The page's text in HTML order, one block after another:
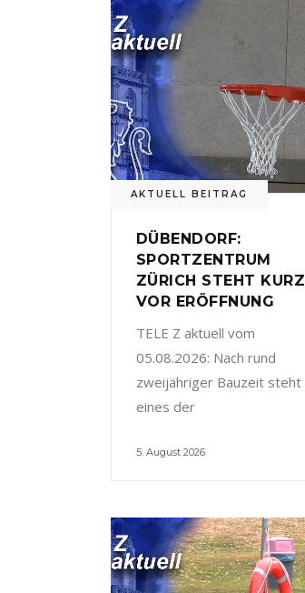
AKTUELL BEITRAG
DÜBENDORF:
SPORTZENTRUM
ZÜRICH STEHT KURZ
VOR ERÖFFNUNG
TELE Z aktuell vom
05.08.2026: Nach rund
zweijähriger Bauzeit steht
eines der
5. August 2026